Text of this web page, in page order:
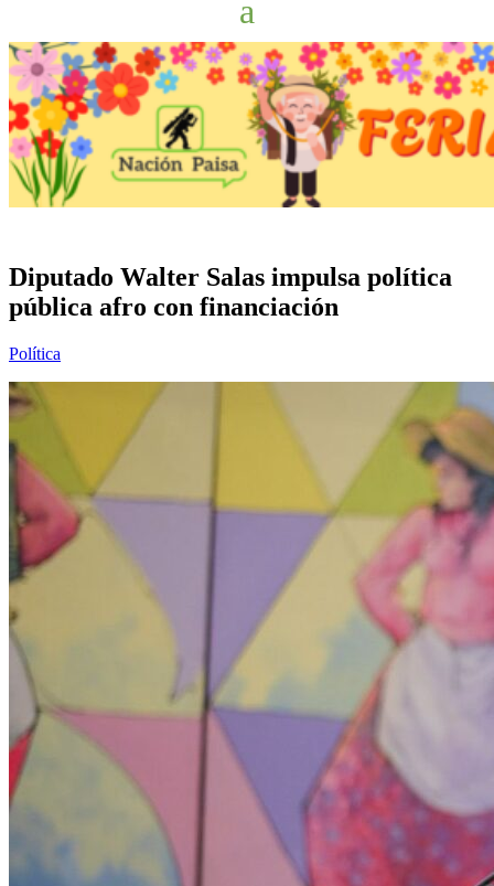
Diputado Walter Salas impulsa política
pública afro con financiación
Política